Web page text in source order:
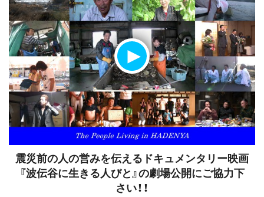
震災前の人の営みを伝えるドキュメンタリー映画
『波伝谷に生きる人びと』の劇場公開にご協力下
さい！！